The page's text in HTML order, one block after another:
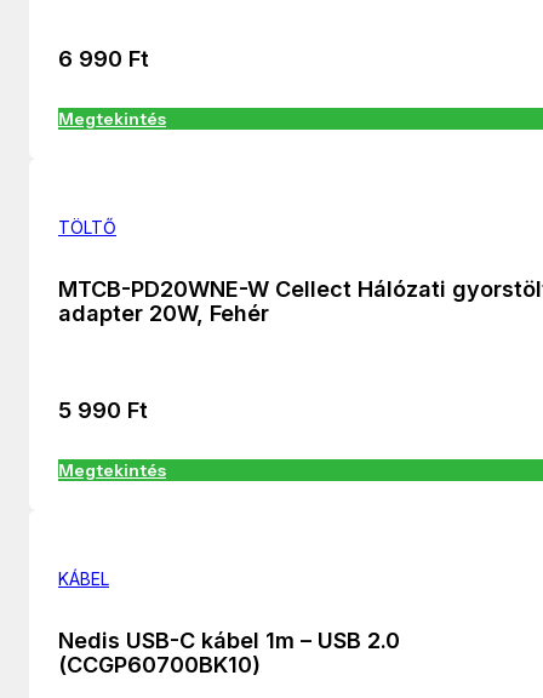
6 990 Ft
Megtekintés
TÖLTŐ
MTCB-PD20WNE-W Cellect Hálózati
adapter 20W, Fehér
5 990 Ft
Megtekintés
KÁBEL
Nedis USB-C kábel 1m – USB 2.0
(CCGP60700BK10)